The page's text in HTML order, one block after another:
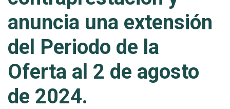
anuncia una extensión
del Periodo de la
Oferta al 2 de agosto
de 2024.